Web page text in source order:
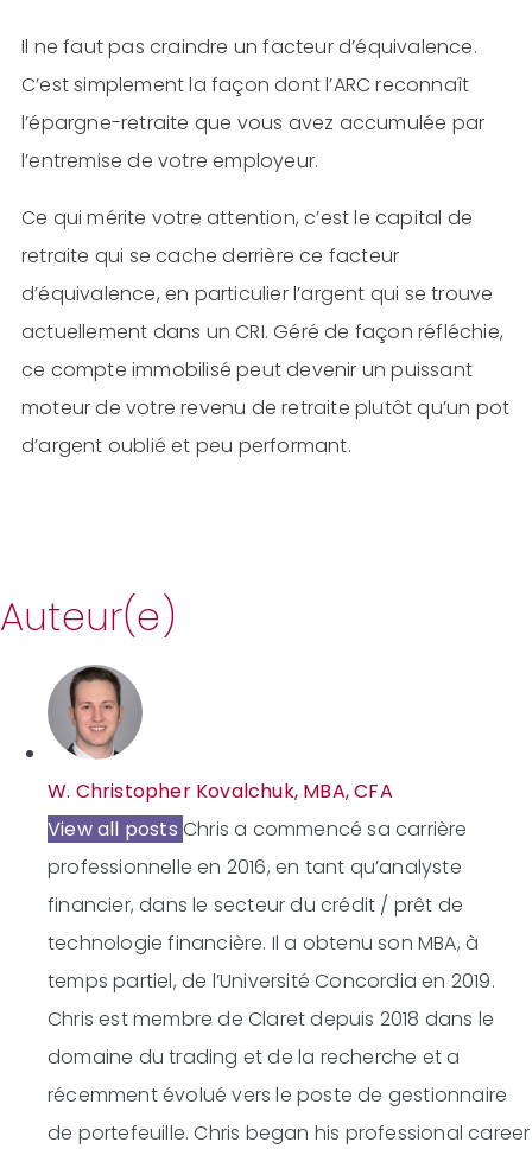
Il ne faut pas craindre un facteur d’équivalence.
C’est simplement la façon dont l’ARC reconnaît
l’épargne-retraite que vous avez accumulée par
l’entremise de votre employeur.
Ce qui mérite votre attention, c’est le capital de
retraite qui se cache derrière ce facteur
d’équivalence, en particulier l’argent qui se trouve
actuellement dans un CRI. Géré de façon réfléchie,
ce compte immobilisé peut devenir un puissant
moteur de votre revenu de retraite plutôt qu’un pot
d’argent oublié et peu performant.
Auteur(e)
W. Christopher Kovalchuk, MBA, CFA
View all posts Chris a commencé sa carrière
professionnelle en 2016, en tant qu’analyste
financier, dans le secteur du crédit / prêt de
technologie financière. Il a obtenu son MBA, à
temps partiel, de l’Université Concordia en 2019.
Chris est membre de Claret depuis 2018 dans le
domaine du trading et de la recherche et a
récemment évolué vers le poste de gestionnaire
de portefeuille.Chris began his professional career